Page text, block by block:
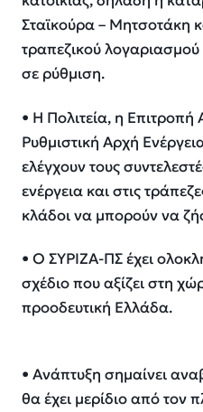
Σταϊκούρα – Μητσοτάκη
τραπεζικού λογαριασμού
σε ρύθμιση.
• Η Πολιτεία, η
Ρυθμιστική Αρχή
ελέγχουν τους
ενέργεια και στις
κλάδοι να μπορούν να
• Ο ΣΥΡΙΖΑ-ΠΣ έχει
σχέδιο που αξίζει στη
προοδευτική Ελλάδα.
• Ανάπτυξη σημαίνει
θα έχει μερίδιο από τον